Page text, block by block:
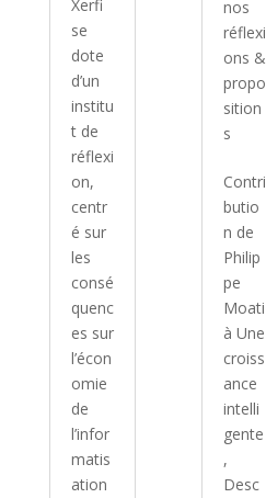
Xerfi
se
dote
d’un
institu
t de
réflexi
on,
centr
é sur
les
consé
quenc
es sur
l’écon
omie
de
l’infor
matis
ation
nos
réflexi
ons &
propo
sition
s
Contri
butio
n de
Philip
pe
Moati
à Une
croiss
ance
intelli
gente
,
Desc